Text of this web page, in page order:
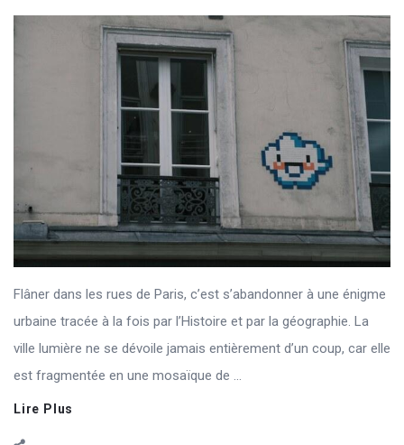
Flâner dans les rues de Paris, c’est s’abandonner à une énigme
urbaine tracée à la fois par l’Histoire et par la géographie. La
ville lumière ne se dévoile jamais entièrement d’un coup, car elle
est fragmentée en une mosaïque de ...
Lire Plus